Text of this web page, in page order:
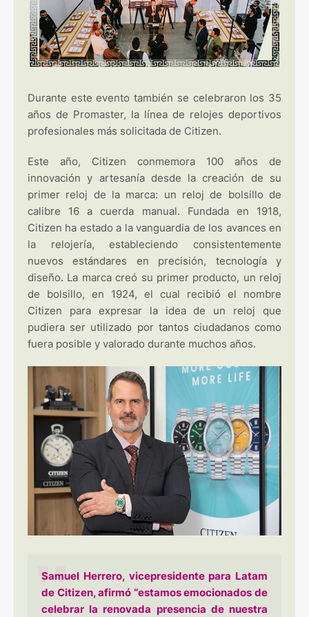
Durante este evento también se celebraron los 35
años de Promaster, la línea de relojes deportivos
profesionales más solicitada de Citizen.
Este año, Citizen conmemora 100 años de
innovación y artesanía desde la creación de su
primer reloj de la marca: un reloj de bolsillo de
calibre 16 a cuerda manual. Fundada en 1918,
Citizen ha estado a la vanguardia de los avances en
la relojería, estableciendo consistentemente
nuevos estándares en precisión, tecnología y
diseño. La marca creó su primer producto, un reloj
de bolsillo, en 1924, el cual recibió el nombre
Citizen para expresar la idea de un reloj que
pudiera ser utilizado por tantos ciudadanos como
fuera posible y valorado durante muchos años.
Samuel Herrero, vicepresidente para Latam
de Citizen, afirmó “estamos emocionados de
celebrar la renovada presencia de nuestra